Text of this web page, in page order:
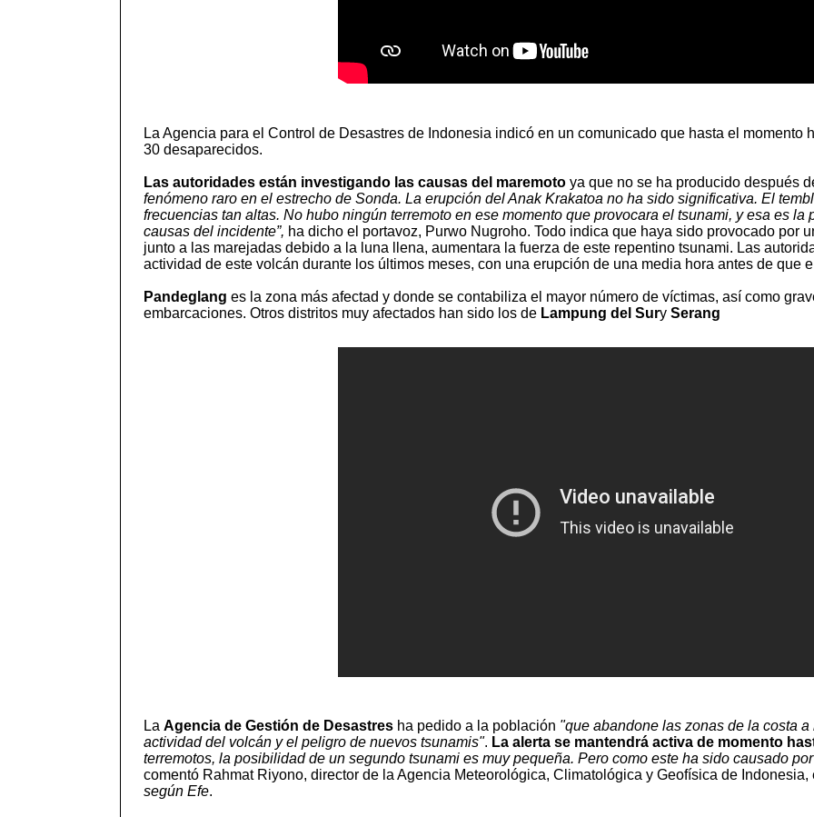
La Agencia para el Control de Desastres de Indonesia indicó en un comunicado que hasta el momento
30 desaparecidos.
Las autoridades están investigando las causas del maremoto ya que no se ha producido después
fenómeno raro en el estrecho de Sonda. La erupción del Anak Krakatoa no ha sido significativa. El
frecuencias tan altas. No hubo ningún terremoto en ese momento que provocara el tsunami, y esa es
causas del incidente”, ha dicho el portavoz, Purwo Nugroho. Todo indica que haya sido provocado por
junto a las marejadas debido a la luna llena, aumentara la fuerza de este repentino tsunami. Las
actividad de este volcán durante los últimos meses, con una erupción de una media hora antes de que
Pandeglang es la zona más afectad y donde se contabiliza el mayor número de víctimas, así como
embarcaciones. Otros distritos muy afectados han sido los de Lampung del Sury Serang
La Agencia de Gestión de Desastres ha pedido a la población "que abandone las zonas de la costa
actividad del volcán y el peligro de nuevos tsunamis". La alerta se mantendrá activa de momento
terremotos, la posibilidad de un segundo tsunami es muy pequeña. Pero como este ha sido causado
comentó Rahmat Riyono, director de la Agencia Meteorológica, Climatológica y Geofísica de
según Efe.